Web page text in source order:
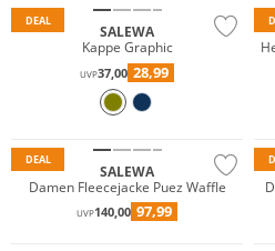
DEAL
SALEWA
Kappe Graphic
UVP37,00 28,99
DEAL
SALEWA
Damen Fleecejacke Puez Waffle
UVP140,00 97,99